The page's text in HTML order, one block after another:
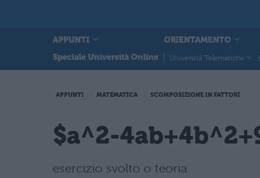
APPUNTI ORIENTAMENTO
Speciale Università Online
Università Telematiche
APPUNTI MATEMATICA SCOMPOSIZIONE IN FATTORI
$a^2-
esercizio svolto o teoria